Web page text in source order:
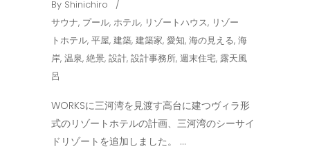
By Shinichiro
サウナ, プール, ホテル, リゾートハウス, リゾー
トホテル, 平屋, 建築, 建築家, 愛知, 海の見える, 海
岸, 温泉, 絶景, 設計, 設計事務所, 週末住宅, 露天風
呂
WORKSに三河湾を見渡す高台に建つヴィラ形
式のリゾートホテルの計画、三河湾のシーサイ
ドリゾートを追加しました。